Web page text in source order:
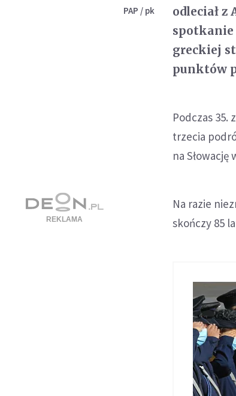
PAP / pk
odleciał
spotkanie
greckiej
punktów
Podczas 35.
trzecia
na Słowację
Na razie
skończy 85